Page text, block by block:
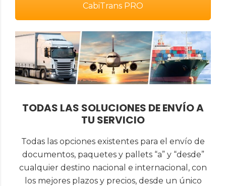
CabiTrans PRO
TODAS LAS SOLUCIONES DE ENVÍO A
TU SERVICIO
Todas las opciones existentes para el envío de
documentos, paquetes y pallets “a” y “desde”
cualquier destino nacional e internacional, con
los mejores plazos y precios, desde un único